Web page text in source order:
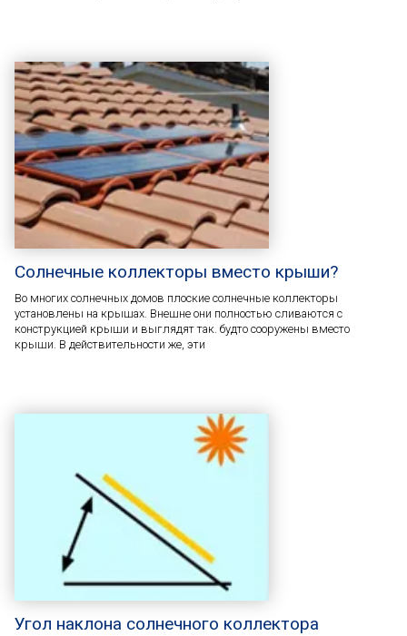
Солнечные коллекторы вместо крыши?
Во многих солнечных домов плоские солнечные коллекторы
установлены на крышах. Внешне они полностью сливаются с
конструкцией крыши и выглядят так. будто сооружены вместо
крыши. В действительности же, эти
Угол наклона солнечного коллектора